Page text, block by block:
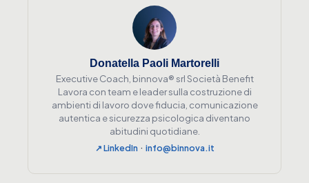
Donatella Paoli Martorelli
Executive Coach, binnova® srl Società Benefit
Lavora con team e leader sulla costruzione di
ambienti di lavoro dove fiducia, comunicazione
autentica e sicurezza psicologica diventano
abitudini quotidiane.
↗ LinkedIn· info@binnova.it